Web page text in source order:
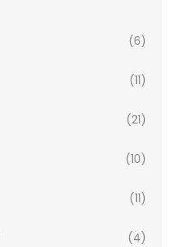
(6)
(11)
(21)
(10)
(11)
(4)